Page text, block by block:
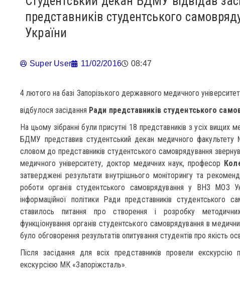
представників студентського
України
Super User 11/02/2016 08:47
4 лютого на базі Запорізького державного медичного
відбулося засідання Ради представників студентського
На цьому зібранні були присутні 18 представників з усіх вищих
БДМУ представив студентський декан медичного
словом до представників студентського самоврядування
медичного університету, доктор медичних наук, професор
затверджені результати внутрішнього моніторингу та
роботи органів студентського самоврядування у ВНЗ МОЗ
інформаційної політики Ради представників студентського
ставилось питання про створення і розробку
функціонування органів студентського самоврядування в
було обговорення результатів опитування студентів про якість
Після засідання для всіх представників провели
екскурсією МК «Запоріжсталь».